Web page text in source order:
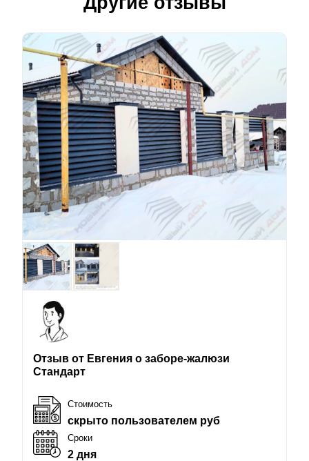
Отзыв от Евгения о заборе-жалюзи
Стандарт
Стоимость
скрыто пользователем руб
Сроки
2 дня